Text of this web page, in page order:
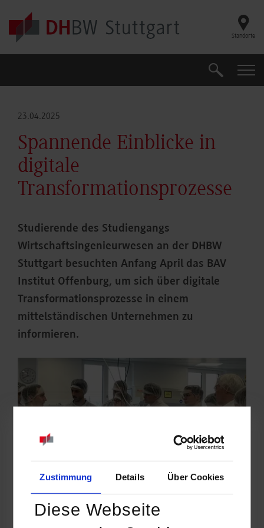
Zustimmung Details Über Cookies
Diese Webseite
Skip to main content
Standorte
Suche
23.04.2025
Spannende Einblicke in
digitale
Transformationsprozesse
Studierende des Studiengangs
Wirtschaftsingenieurwesen an der DHBW
Stuttgart besuchten Anfang April das BAV
Institut Offenburg, um sich über digitale
Transformationsprozesse in einem
mittelständischen Unternehmen zu
informieren.